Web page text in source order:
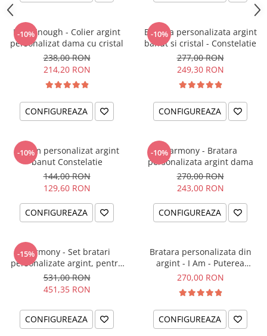
-10%
I am Enough - Colier argint
personalizat dama cu cristal
238,00 RON
214,20 RON
CONFIGUREAZA
-10%
Bratara personalizata argint
banut si cristal - Constelatie
277,00 RON
249,30 RON
CONFIGUREAZA
-10%
Charm personalizat argint
banut Constelatie
144,00 RON
129,60 RON
CONFIGUREAZA
-10%Harmony - Bratara
personalizata argint dama
270,00 RON
243,00 RON
CONFIGUREAZA
-15%
Harmony - Set bratari
personalizate argint, pentru
el si ea
531,00 RON
451,35 RON
CONFIGUREAZA
Bratara personalizata din
argint - I Am - Puterea
intentiei la mana ta
270,00 RON
CONFIGUREAZA